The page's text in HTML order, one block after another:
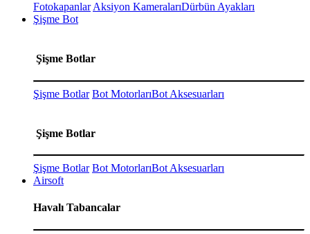
Fotokapanlar Aksiyon KameralarıDürbün Ayakları
Şişme Bot
Şişme Botlar
Şişme Botlar Bot MotorlarıBot Aksesuarları
Şişme Botlar
Şişme Botlar Bot MotorlarıBot Aksesuarları
Airsoft
Havalı Tabancalar